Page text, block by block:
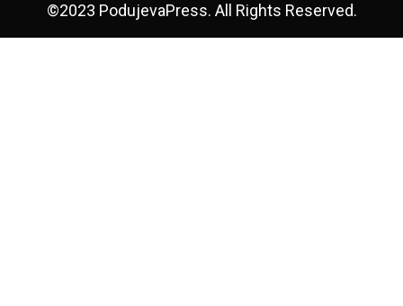
©2023 PodujevaPress. All Rights Reserved.